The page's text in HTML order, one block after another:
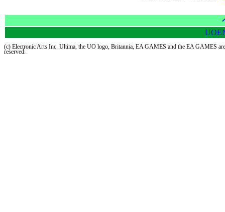
(c) Electronic Arts Inc. Ultima, the UO logo, Britannia, EA GAMES and the EA GAMES
reserved.